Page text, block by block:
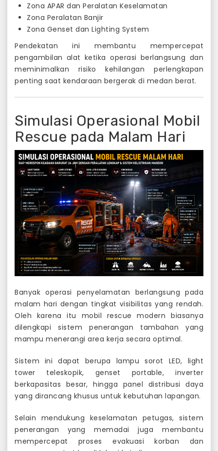
Zona APAR dan Peralatan Keselamatan
Zona Peralatan Banjir
Zona Genset dan Lighting System
Pendekatan ini membantu mempercepat
pengambilan alat ketika operasi berlangsung dan
meminimalkan risiko kehilangan perlengkapan
penting saat kendaraan bergerak di medan berat.
Simulasi Operasional Mobil
Rescue pada Malam Hari
Banyak operasi penyelamatan berlangsung pada
malam hari dengan tingkat visibilitas yang rendah.
Oleh karena itu mobil rescue modern biasanya
dilengkapi sistem penerangan tambahan yang
mampu menerangi area kerja secara optimal.
Sistem ini dapat berupa lampu sorot LED, light
tower teleskopik, genset portable, inverter
berkapasitas besar, hingga panel distribusi daya
yang dirancang khusus untuk kebutuhan lapangan.
Selain mendukung keselamatan petugas, sistem
penerangan yang memadai juga membantu
mempercepat proses evakuasi korban dan